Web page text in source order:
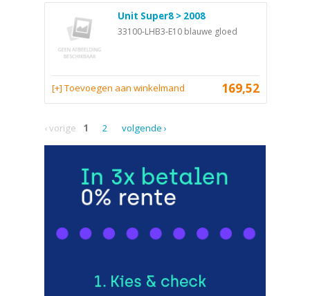
Unit Super8 > 2008
33100-LHB3-E10 blauwe gloed
169,52
[+] Toevoegen aan winkelmand
‹ vorige 1 2 volgende ›